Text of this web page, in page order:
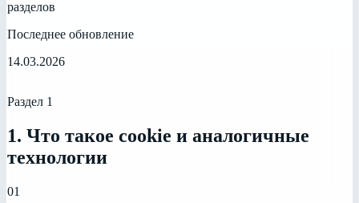
разделов
Последнее обновление
14.03.2026
Раздел 1
1. Что такое cookie и аналогичные
технологии
01